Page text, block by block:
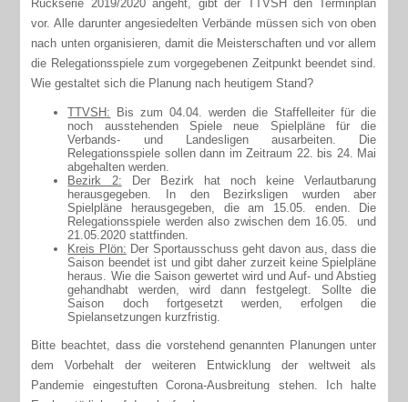
Rückserie 2019/2020 angeht, gibt der TTVSH den Terminplan
vor. Alle darunter angesiedelten Verbände müssen sich von oben
nach unten organisieren, damit die Meisterschaften und vor allem
die Relegationsspiele zum vorgegebenen Zeitpunkt beendet sind.
Wie gestaltet sich die Planung nach heutigem Stand?
TTVSH: Bis zum 04.04. werden die Staffelleiter für die
noch ausstehenden Spiele neue Spielpläne für die
Verbands- und Landesligen ausarbeiten. Die
Relegationsspiele sollen dann im Zeitraum 22. bis 24. Mai
abgehalten werden.
Bezirk 2: Der Bezirk hat noch keine Verlautbarung
herausgegeben. In den Bezirksligen wurden aber
Spielpläne herausgegeben, die am 15.05. enden. Die
Relegationsspiele werden also zwischen dem 16.05. und
21.05.2020 stattfinden.
Kreis Plön: Der Sportausschuss geht davon aus, dass die
Saison beendet ist und gibt daher zurzeit keine Spielpläne
heraus. Wie die Saison gewertet wird und Auf- und Abstieg
gehandhabt werden, wird dann festgelegt. Sollte die
Saison doch fortgesetzt werden, erfolgen die
Spielansetzungen kurzfristig.
Bitte beachtet, dass die vorstehend genannten Planungen unter
dem Vorbehalt der weiteren Entwicklung der weltweit als
Pandemie eingestuften Corona-Ausbreitung stehen. Ich halte